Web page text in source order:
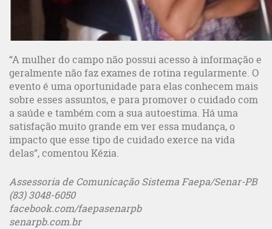
“A mulher do campo não possui acesso à informação e
geralmente não faz exames de rotina regularmente. O
evento é uma oportunidade para elas conhecem mais
sobre esses assuntos, e para promover o cuidado com
a saúde e também com a sua autoestima. Há uma
satisfação muito grande em ver essa mudança, o
impacto que esse tipo de cuidado exerce na vida
delas”, comentou Kézia.
Assessoria de Comunicação Sistema Faepa/Senar-PB
(83) 3048-6050
facebook.com/faepasenarpb
senarpb.com.br